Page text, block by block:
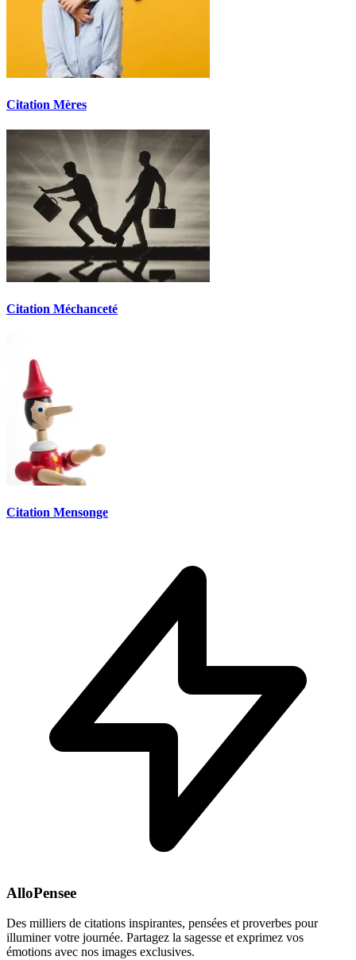
Citation Mères
Citation Méchanceté
Citation Mensonge
AlloPensee
Des milliers de citations inspirantes, pensées et proverbes pour
illuminer votre journée. Partagez la sagesse et exprimez vos
émotions avec nos images exclusives.